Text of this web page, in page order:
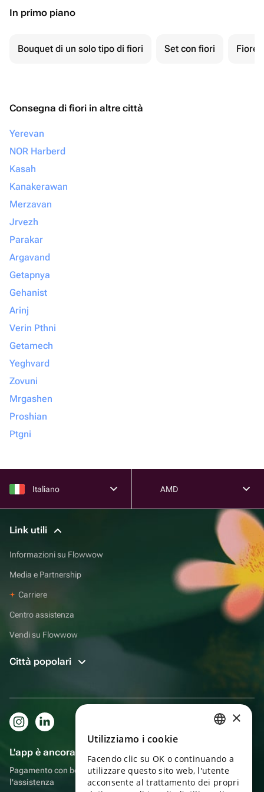
In primo piano
Bouquet di un solo tipo di fiori Set con fiori Fiore
Consegna di fiori in altre città
Yerevan
NOR Harberd
Kasah
Kanakerawan
Merzavan
Jrvezh
Parakar
Argavand
Getapnya
Gehanist
Arinj
Verin Pthni
Getamech
Yeghvard
Zovuni
Mrgashen
Proshian
Ptgni
Italiano AMD
Link utili
Informazioni su Flowwow
Media e Partnership
Carriere
Centro assistenza
Vendi su Flowwow
Città popolari
L'app è ancora più comoda!
Pagamento con bonus, autoconsegna, comoda chat con
l'assistenza
ENGLISH
UKRAINIAN
×
Utilizziamo i cookie
Facendo clic su OK o continuando a
utilizzare questo sito web, l'utente
acconsente al trattamento dei propri